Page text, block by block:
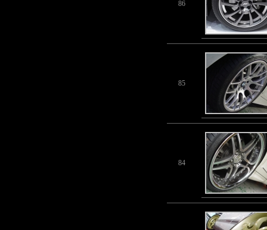
86
85
84